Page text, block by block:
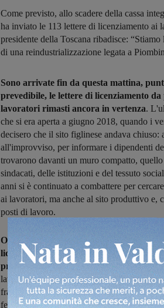
Come previsto, allo scadere della cassa
ha inviato le 113 lettere di licenziamento ai
presidente della Toscana ribadisce:
di una reindustrializzazione legata a
Sono arrivate fin da questa mattina,
prevedibile, le lettere di licenziamento
lavoratori rimasti ancora in vertenza.
che si era aperta a giugno 2018, quando i
decisero che il sito figlinese andava chiuso:
all'improvviso, per informare i dipendenti
trovarono davanti un muro compatto,
sindacati, delle istituzioni e del tessuto
anni si è continuato a combattere per
ai lavoratori, ma anche al sito produttivo e,
posti di lavoro.
Oggi dunque, dopo il passaggio da
licenziamento segnano anche la fine di
produttiva ed economica del territorio.
lavoratori, dopo un finale che tra l'altro ha
fra le rappresentanze sindacali, divise nella
febbraio scorso, che ha dato otto settimane